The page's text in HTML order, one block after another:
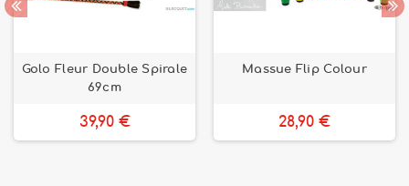
Golo Fleur Double Spirale
69cm
39,90 €
Massue Flip Colour
28,90 €